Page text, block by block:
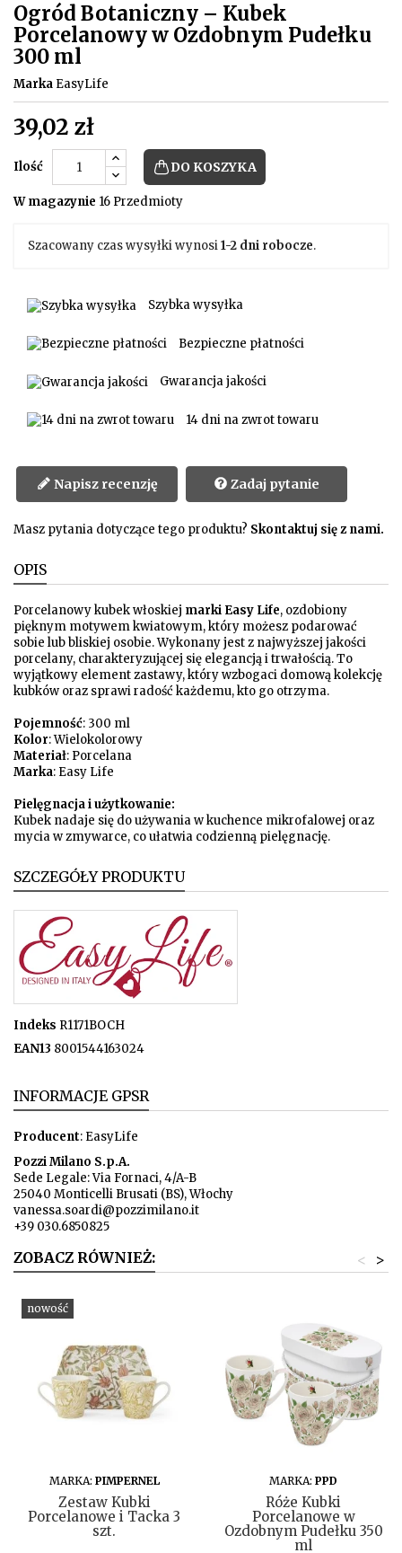
Ogród Botaniczny – Kubek
Porcelanowy w Ozdobnym Pudełku
300 ml
Marka EasyLife
39,02 zł
Ilość DO KOSZYKA
W magazynie 16 Przedmioty
Szacowany czas wysyłki wynosi1-2 dni robocze.
Szybka wysyłka
Bezpieczne płatności
Gwarancja jakości
14 dni na zwrot towaru
Napisz recenzję Zadaj pytanie
Masz pytania dotyczące tego produktu? Skontaktuj się z nami.
OPIS
Porcelanowy kubek włoskiej marki Easy Life, ozdobiony
pięknym motywem kwiatowym, który możesz podarować
sobie lub bliskiej osobie. Wykonany jest z najwyższej jakości
porcelany, charakteryzującej się elegancją i trwałością. To
wyjątkowy element zastawy, który wzbogaci domową kolekcję
kubków oraz sprawi radość każdemu, kto go otrzyma.
Pojemność: 300 ml
Kolor: Wielokolorowy
Materiał: Porcelana
Marka: Easy Life
Pielęgnacja i użytkowanie:
Kubek nadaje się do używania w kuchence mikrofalowej oraz
mycia w zmywarce, co ułatwia codzienną pielęgnację.
SZCZEGÓŁY PRODUKTU
Indeks R1171BOCH
EAN13 8001544163024
INFORMACJE GPSR
Producent: EasyLife
Pozzi Milano S.p.A.
Sede Legale: Via Fornaci, 4/A-B
25040 Monticelli Brusati (BS), Włochy
vanessa.soardi@pozzimilano.it
+39 030.6850825
ZOBACZ RÓWNIEŻ: >
<
nowość
DO KOSZYKA
MARKA: PIMPERNEL
Zestaw Kubki
Porcelanowe i Tacka 3
szt.
DO KOSZYKA
MARKA: PPD
Róże Kubki
Porcelanowe w
Ozdobnym Pudełku 350
ml